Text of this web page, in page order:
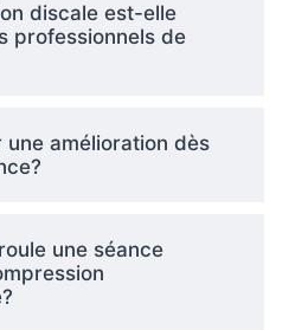
discale est-elle
professionnels de
une amélioration dès
une séance